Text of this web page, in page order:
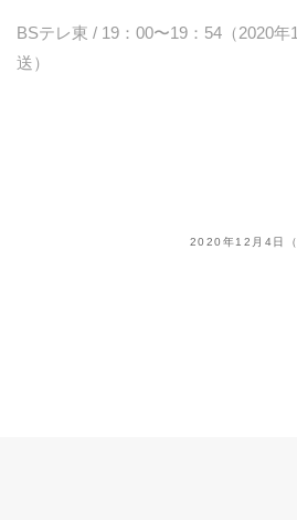
BSテレ東 / 19：00〜19：54（2020
送）
2020年12月4日